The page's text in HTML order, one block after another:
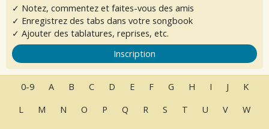
✓ Notez, commentez et faites-vous des amis
✓ Enregistrez des tabs dans votre songbook
✓ Ajouter des tablatures, reprises, etc.
Inscription
0-9 A B C D E F G H I J
K
L
M N O P Q R S T U V
W